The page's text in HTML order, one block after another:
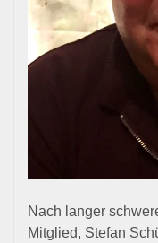
Nach langer
Mitglied, Stefan